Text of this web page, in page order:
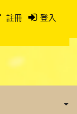
註冊 登入